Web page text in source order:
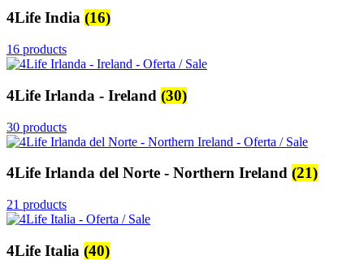
4Life India (16)
16 products
4Life Irlanda - Ireland (30)
30 products
4Life Irlanda del Norte - Northern Ireland (21)
21 products
4Life Italia (40)